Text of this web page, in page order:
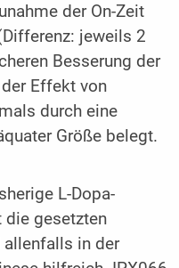
der On-Zeit
jeweils 2
Besserung der
Effekt von
durch eine
Größe belegt.
L-Dopa-
die gesetzten
allenfalls in der